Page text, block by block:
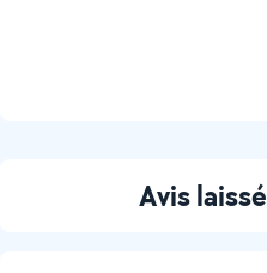
Avis